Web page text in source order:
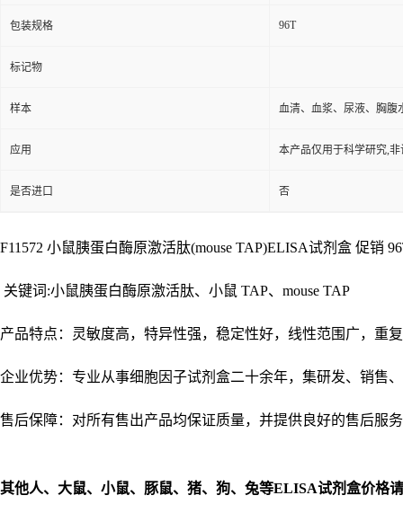
包装规格 96T
标记物
样本 血清、血浆、尿液、胸腹
应用 本产品仅用于科学研究,
是否进口 否
F11572 小鼠胰蛋白酶原激活肽(mouse TAP)ELISA试剂盒 促销
关键词:小鼠胰蛋白酶原激活肽、小鼠 TAP、mouse TAP
产品特点：灵敏度高，特异性强，稳定性好，线性范围广，重
企业优势：专业从事细胞因子试剂盒二十余年，集研发、销售
售后保障：对所有售出产品均保证质量，并提供良好的售后服
其他人、大鼠、小鼠、豚鼠、猪、狗、兔等ELISA试剂盒价格